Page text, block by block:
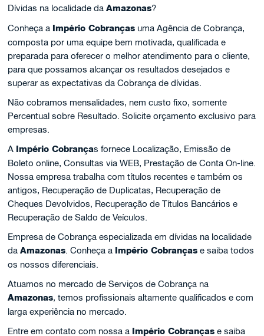
Dívidas na localidade daAmazonas?
Conheça a Império Cobranças uma Agência de Cobrança,
composta por uma equipe bem motivada, qualificada e
preparada para oferecer o melhor atendimento para o cliente,
para que possamos alcançar os resultados desejados e
superar as expectativas da Cobrança de dívidas.
Não cobramos mensalidades, nem custo fixo, somente
Percentual sobre Resultado. Solicite orçamento exclusivo para
empresas.
A Império Cobranças fornece Localização, Emissão de
Boleto online, Consultas via WEB, Prestação de Conta On-line.
Nossa empresa trabalha com títulos recentes e também os
antigos, Recuperação de Duplicatas, Recuperação de
Cheques Devolvidos, Recuperação de Títulos Bancários e
Recuperação de Saldo de Veículos.
Empresa de Cobrança especializada em dívidas na localidade
daAmazonas. Conheça a Império Cobranças e saiba todos
os nossos diferenciais.
Atuamos no mercado de Serviços de Cobrança na
Amazonas, temos profissionais altamente qualificados e com
larga experiência no mercado.
Entre em contato com nossa a Império Cobranças e saiba